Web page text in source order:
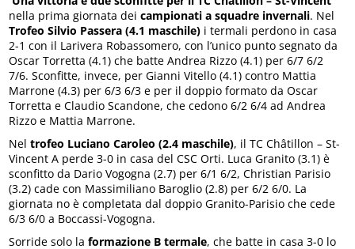
nella prima giornata deicampionati a squadre invernali. Nel
Trofeo Silvio Passera (4.1 maschile) i termali perdono in casa
2-1 con il Larivera Robassomero, con l’unico punto segnato da
Oscar Torretta (4.1) che batte Andrea Rizzo (4.1) per 6/7 6/2
7/6. Sconfitte, invece, per Gianni Vitello (4.1) contro Mattia
Marrone (4.3) per 6/3 6/3 e per il doppio formato da Oscar
Torretta e Claudio Scandone, che cedono 6/2 6/4 ad Andrea
Rizzo e Mattia Marrone.
Neltrofeo Luciano Caroleo (2.4 maschile), il TC Châtillon – St-
Vincent A perde 3-0 in casa del CSC Orti. Luca Granito (3.1) è
sconfitto da Dario Vogogna (2.7) per 6/1 6/2, Christian Parisio
(3.2) cade con Massimiliano Baroglio (2.8) per 6/2 6/0. La
giornata no è completata dal doppio Granito-Parisio che cede
6/3 6/0 a Boccassi-Vogogna.
Sorride solo laformazione B termale, che batte in casa 3-0 lo